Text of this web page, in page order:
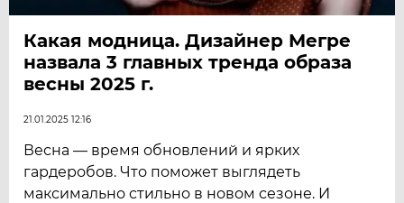
Какая модница. Дизайнер Мегре
назвала 3 главных тренда образа
весны 2025 г.
21.01.2025 12:16
Весна — время обновлений и ярких
гардеробов. Что поможет выглядеть
максимально стильно в новом сезоне. И